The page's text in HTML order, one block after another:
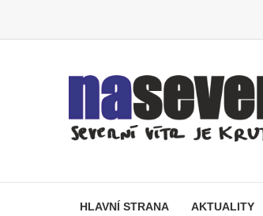
HLAVNÍ STRANA AKTUALITY